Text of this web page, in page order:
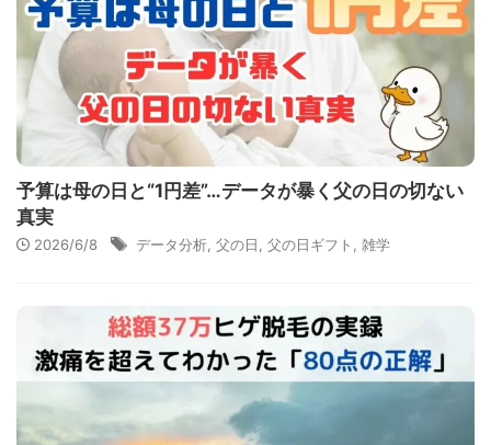
予算は母の日と“1円差”…データが暴く父の日の切ない
真実
2026/6/8 データ分析 父の日 父の日ギフト 雑学